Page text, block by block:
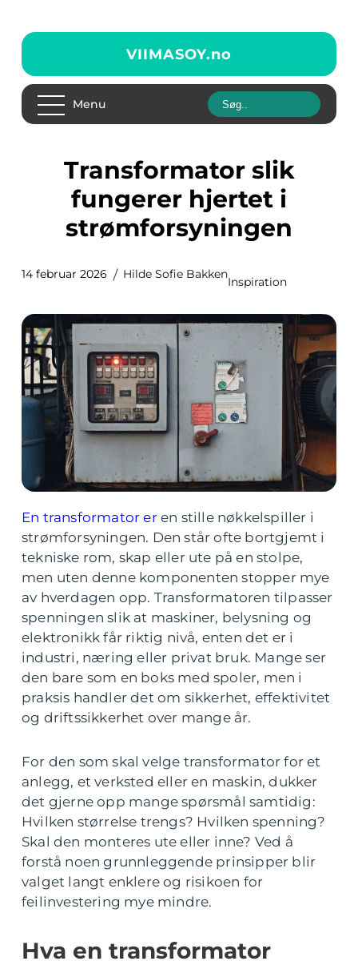
VIIMASOY.no
Menu
Transformator slik
fungerer hjertet i
strømforsyningen
14 februar 2026 Hilde Sofie Bakken
Inspiration
En transformator eren stille nøkkelspiller i
strømforsyningen. Den står ofte bortgjemt i
tekniske rom, skap eller ute på en stolpe,
men uten denne komponenten stopper mye
av hverdagen opp. Transformatoren tilpasser
spenningen slik at maskiner, belysning og
elektronikk får riktig nivå, enten det er i
industri, næring eller privat bruk. Mange ser
den bare som en boks med spoler, men i
praksis handler det om sikkerhet, effektivitet
og driftssikkerhet over mange år.
For den som skal velge transformator for et
anlegg, et verksted eller en maskin, dukker
det gjerne opp mange spørsmål samtidig:
Hvilken størrelse trengs? Hvilken spenning?
Skal den monteres ute eller inne? Ved å
forstå noen grunnleggende prinsipper blir
valget langt enklere og risikoen for
feilinvestering mye mindre.
Hva en transformator